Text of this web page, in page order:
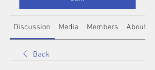
Discussion Media Members About
Back